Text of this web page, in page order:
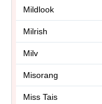
Mildlook
Milrish
Milv
Misorang
Miss Tais